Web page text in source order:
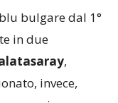
bulgare dal 1°
in due
invece,